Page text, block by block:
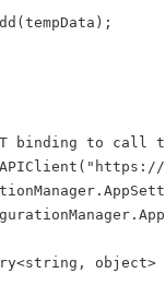
binding to call
object>